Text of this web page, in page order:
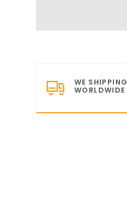
WE SHIPPING
WORLDWIDE